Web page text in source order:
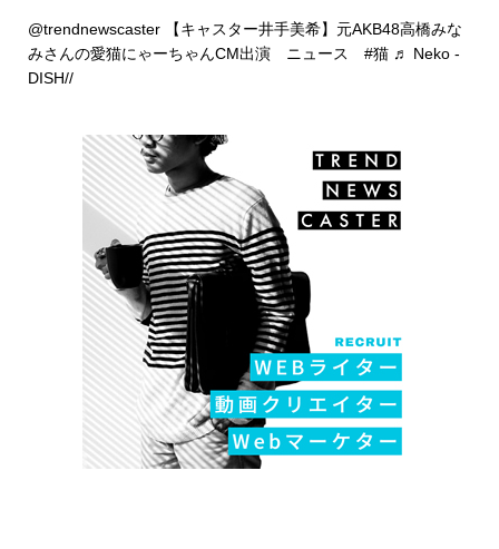
@trendnewscaster【キャスター井手美希】元AKB48高橋みな
みさんの愛猫にゃーちゃんCM出演 ニュース #猫 ♬ Neko -
DISH//